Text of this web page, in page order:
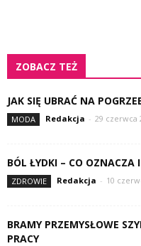
ZOBACZ TEŻ
JAK SIĘ UBRAĆ NA
MODA Redakcja - 29 czerwca
BÓL ŁYDKI – CO OZNACZA
ZDROWIE Redakcja - 10
BRAMY PRZEMYSŁOWE
PRACY